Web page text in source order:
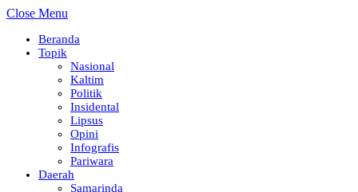
Close Menu
Beranda
Topik
Nasional
Kaltim
Politik
Insidental
Lipsus
Opini
Infografis
Pariwara
Daerah
Samarinda